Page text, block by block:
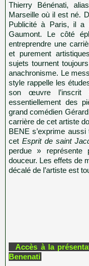
Thierry Bénénati,
Marseille où il est né.
Publicité à Paris, il a
Gaumont. Le côté
entreprendre une
et purement
sujets tournent toujours
anachronisme. Le
style rappelle les
son œuvre l’inscrit
essentiellement des
grand comédien
carrière de cet artiste
BENE s’exprime
cet Esprit de saint
perdue »
douceur. Les effets de
décalé de l’artiste est
Accès à la
Benenati